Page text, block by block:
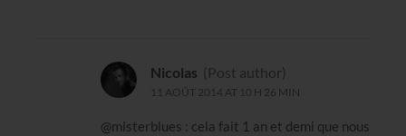
Nicolas (Post author)
11 AOÛT 2014 AT 10 H 26 MIN
@misterblues : cela fait 1 an et demi que nous